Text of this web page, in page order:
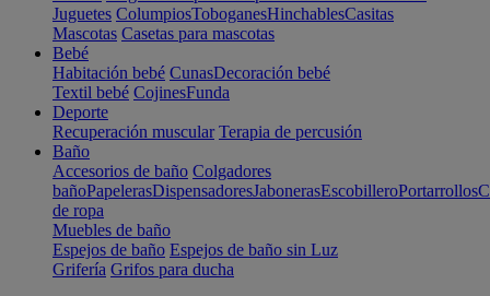
Juguetes ColumpiosToboganesHinchablesCasitas
Mascotas Casetas para mascotas
Bebé
Habitación bebé CunasDecoración bebé
Textil bebé CojinesFunda
Deporte
Recuperación muscular Terapia de percusión
Baño
Accesorios de baño Colgadores
bañoPapelerasDispensadoresJabonerasEscobilleroPortarrollos
de ropa
Muebles de baño
Espejos de baño Espejos de baño sin Luz
Grifería Grifos para ducha